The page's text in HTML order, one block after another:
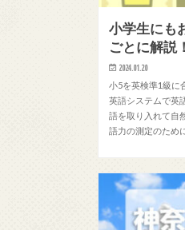
小学生にも
ごとに解説！
2024.01.20
小5を英検準1級に
英語システムで英
語を取り入れて自
語力の測定のため